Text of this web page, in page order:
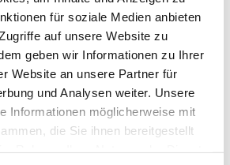
für soziale Medien anbieten
auf unsere Website zu
geben wir Informationen zu Ihrer
Website an unsere Partner für
und Analysen weiter. Unsere
Informationen möglicherweise mit
die Sie ihnen bereitgestellt
anzumelden.